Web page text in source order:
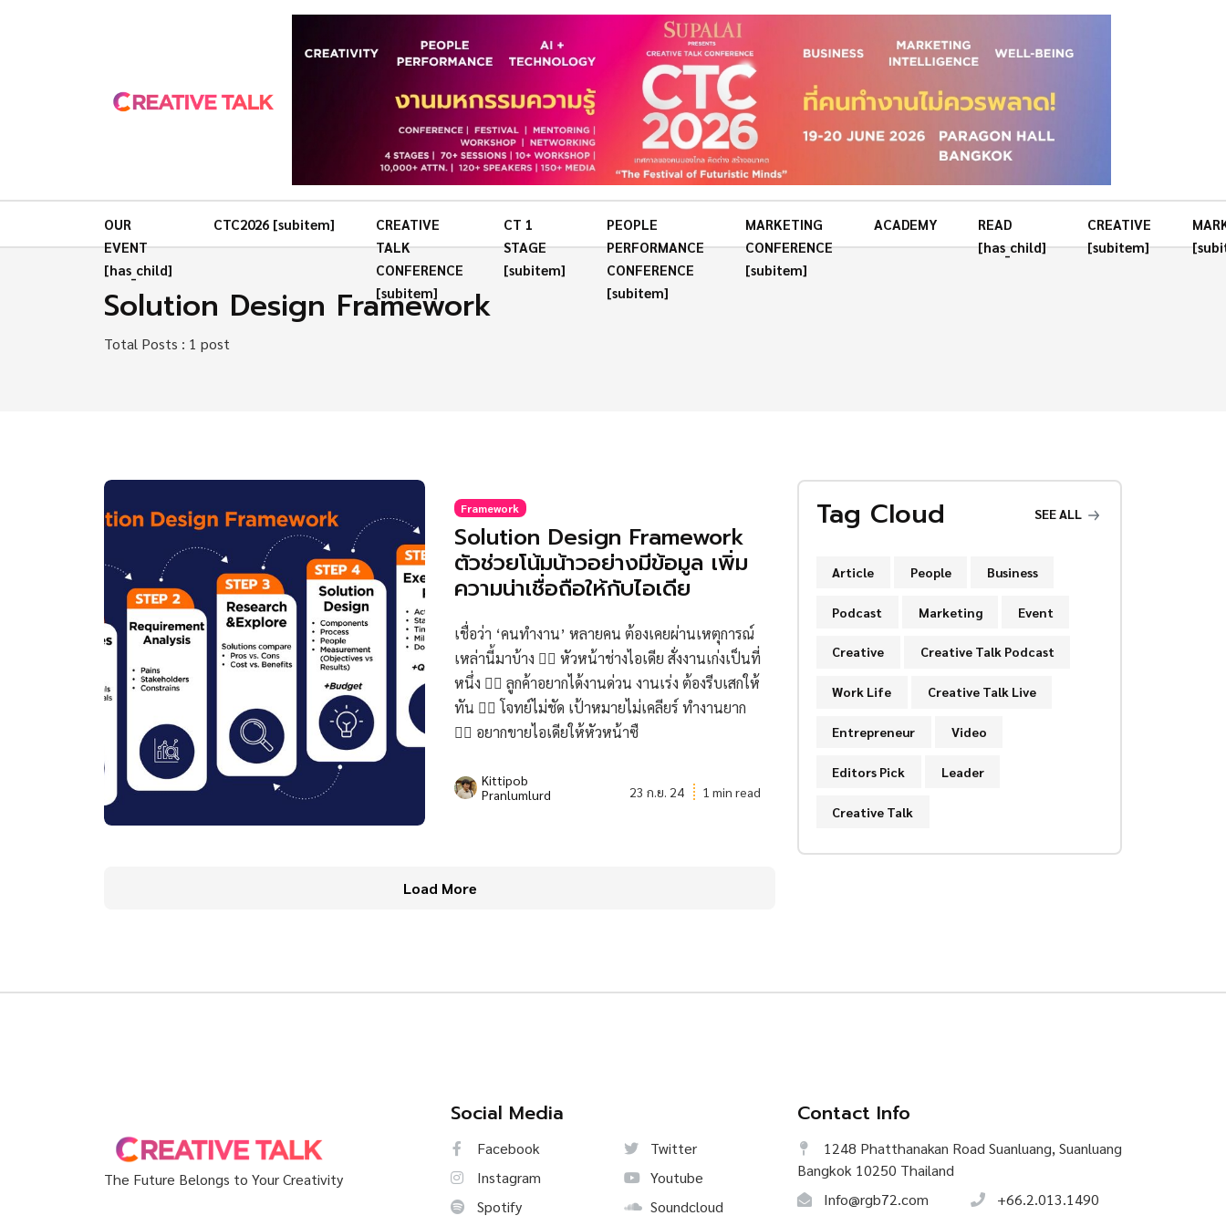
OUR
EVENT
[has_child]
CTC2026 [subitem]
CREATIVE
TALK
CONFERENCE
[subitem]
CT 1
STAGE
[subitem]
PEOPLE
PERFORMANCE
CONFERENCE
[subitem]
MARKETING
CONFERENCE
[subitem]
ACADEMY
READ
[has_child]
CREATIVE
[subitem]
Solution Design Framework
Total Posts : 1 post
Framework
Solution Design Framework
ตัวช่วยโน้มน้าวอย่างมีข้อมูล เพิ่ม
ความน่าเชื่อถือให้กับไอเดีย
เชื่อว่า ‘คนทำงาน’ หลายคน ต้องเคยผ่านเหตุการณ์
เหล่านี้มาบ้าง 😵‍💫 หัวหน้าช่างไอเดีย สั่งงานเก่งเป็นที่
หนึ่ง 😵‍💫 ลูกค้าอยากได้งานด่วน งานเร่ง ต้องรีบเสกให้
ทัน 😵‍💫 โจทย์ไม่ชัด เป้าหมายไม่เคลียร์ ทำงานยาก
😵‍💫 อยากขายไอเดียให้หัวหน้าซื
Kittipob
Pranlumlurd
23 ก.ย. 24 1 min read
Load More
Tag Cloud SEE ALL
Article People Business
Podcast Marketing Event
Creative Creative Talk Podcast
Work Life Creative Talk Live
Entrepreneur Video
Editors Pick Leader
Creative Talk
The Future Belongs to Your Creativity
Social Media
Facebook
Twitter
Instagram
Youtube
Spotify
Soundcloud
Contact Info
1248 Phatthanakan Road Suanluang, Suanluang
Bangkok 10250 Thailand
Info@rgb72.com
+66.2.013.1490